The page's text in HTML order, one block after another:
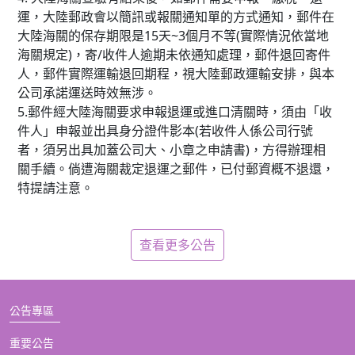
運，大陸郵政會以簡訊或報關通知單的方式通知，郵件在
大陸海關的保存期限是15天~3個月不等(實際情況依當地
海關規定)，寄/收件人逾期未依通知處理，郵件退回寄件
人，郵件實際運輸退回期程，視大陸郵政運輸安排，與本
公司承諾運送時效無涉。
5.郵件經大陸海關要求申報退運或進口清關時，須由「收
件人」申報並出具身分證件影本(若收件人係公司行號
者，須另出具加蓋公司大、小章之申請書)，方得辦理相
關手續。倘遭海關裁定退運之郵件，已付郵資概不退還，
特提請注意。
查看更多公告
公告專區
重要公告